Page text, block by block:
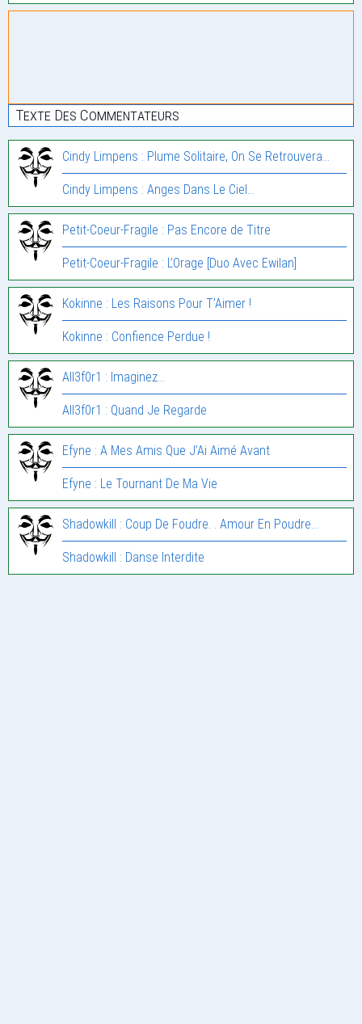
Texte Des Commentateurs
Cindy Limpens : Plume Solitaire, On Se Retrouvera…
Cindy Limpens : Anges Dans Le Ciel…
Petit-Coeur-Fragile : Pas Encore de Titre
Petit-Coeur-Fragile : L’Orage [Duo Avec Ewilan]
Kokinne : Les Raisons Pour T’Aimer !
Kokinne : Confience Perdue !
All3f0r1 : Imaginez…
All3f0r1 : Quand Je Regarde
Efyne : A Mes Amis Que J’Ai Aimé Avant
Efyne : Le Tournant De Ma Vie
Shadowkill : Coup De Foudre. . Amour En Poudre…
Shadowkill : Danse Interdite